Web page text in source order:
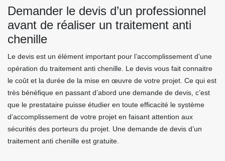
Demander le devis d’un professionnel
avant de réaliser un traitement anti
chenille
Le devis est un élément important pour l’accomplissement d’une
opération du traitement anti chenille. Le devis vous fait connaitre
le coût et la durée de la mise en œuvre de votre projet. Ce qui est
très bénéfique en passant d’abord une demande de devis, c’est
que le prestataire puisse étudier en toute efficacité le système
d’accomplissement de votre projet en faisant attention aux
sécurités des porteurs du projet. Une demande de devis d’un
traitement anti chenille est gratuite.